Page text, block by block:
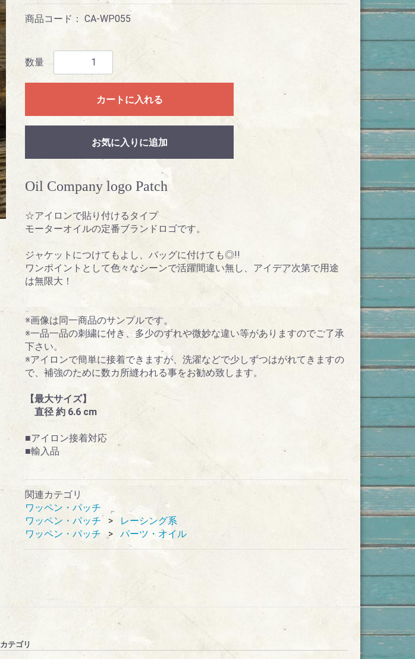
商品コード： CA-WP055
数量
カートに入れる
お気に入りに追加
Oil Company logo Patch
☆アイロンで貼り付けるタイプ
モーターオイルの定番ブランドロゴです。
ジャケットにつけてもよし、バッグに付けても◎!!
ワンポイントとして色々なシーンで活躍間違い無し、アイデア次第で用途
は無限大！
※画像は同一商品のサンプルです。
※一品一品の刺繍に付き、多少のずれや微妙な違い等がありますのでご了承
下さい。
※アイロンで簡単に接着できますが、洗濯などで少しずつはがれてきますの
で、補強のために数カ所縫われる事をお勧め致します。
【最大サイズ】
直径 約 6.6 cm
■アイロン接着対応
■輸入品
関連カテゴリ
ワッペン・パッチ
ワッペン・パッチ
レーシング系
ワッペン・パッチ
パーツ・オイル
カテゴリ